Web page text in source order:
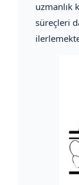
uzmanlık
süreçleri